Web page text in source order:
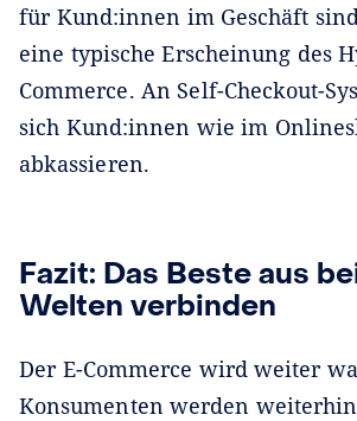
für Kund:innen im Geschäft
eine typische Erscheinung des
Commerce. An Self-Checkout-
sich Kund:innen wie im
abkassieren.
Fazit: Das Beste aus
Welten verbinden
Der E-Commerce wird weiter
Konsumenten werden